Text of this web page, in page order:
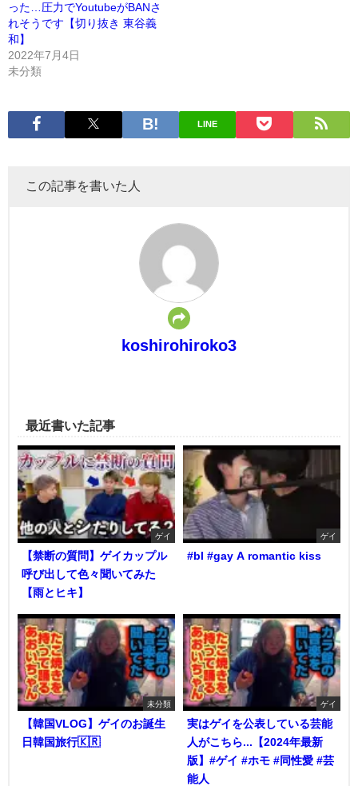
った…圧力でYoutubeがBANさ
れそうです【切り抜き 東谷義
和】
2022年7月4日
未分類
LINE
この記事を書いた人
koshirohiroko3
最近書いた記事
ゲイ
【禁断の質問】ゲイカップル
呼び出して色々聞いてみた
【雨とヒキ】
ゲイ
#bl #gay A romantic kiss
未分類
【韓国VLOG】ゲイのお誕生
日韓国旅行🇰🇷
ゲイ
実はゲイを公表している芸能
人がこちら...【2024年最新
版】#ゲイ #ホモ #同性愛 #芸
能人